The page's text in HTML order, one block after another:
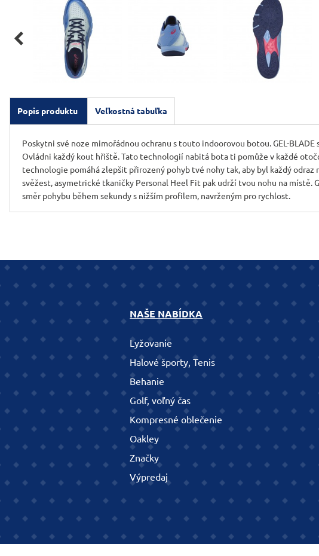

Popis produktu Veľkostná tabuľka
Poskytni své noze mimořádnou ochranu s touto indoorovou botou. GEL-
Ovládni každý kout hřiště. Tato technologií nabitá bota ti pomůže v každé
technologie pomáhá zlepšit přirozený pohyb tvé nohy tak, aby byl každý
svěžest, asymetrické tkaničky Personal Heel Fit pak udrží tvou nohu na
směr pohybu během sekundy s nižším profilem, navrženým pro rychlost.
NAŠE NABÍDKA
Lyžovanie
Halové športy, Tenis
Behanie
Golf, voľný čas
Kompresné oblečenie
Oakley
Značky
Výpredaj